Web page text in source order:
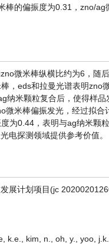
棒的偏振度为0.31，zno/ag
微米棒纵横比约为6，随
，eds和拉曼光谱表明zno
纳米颗粒复合后，使得样
微米棒偏振发光，经过拟合
为0.44，表明与ag纳米颗
电探测领域提供参考价值。
展计划项目(jc
k.e., kim, n., oh, y., yoo,